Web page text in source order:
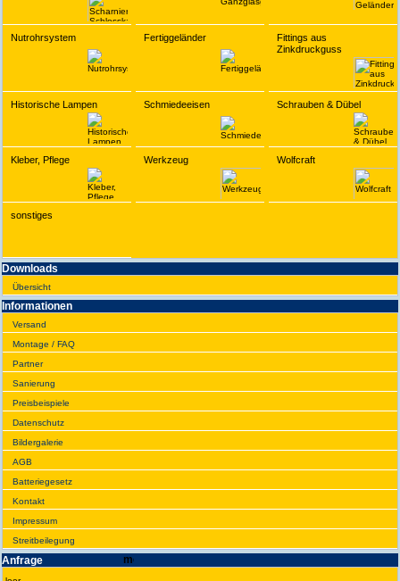
Nutrohrsystem Fertiggeländer
Fittings aus
Zinkdruckguss
Historische Lampen Schmiedeeisen Schrauben & Dübel
Kleber, Pflege Werkzeug Wolfcraft
sonstiges
Downloads
Übersicht
Infor­ma­tionen
Versand
Montage / FAQ
Partner
Sanie­rung
Preis­beispiele
Daten­schutz
Bilder­galerie
AGB
Batte­rie­gesetz
Kontakt
Impres­sum
Streit­bei­legung
Anfrage